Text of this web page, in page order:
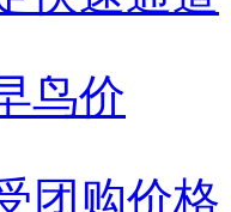
享受早鸟